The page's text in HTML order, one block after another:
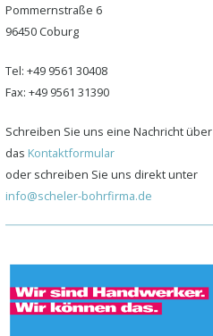
Pommernstraße 6
96450 Coburg
Tel: +49 9561 30408
Fax: +49 9561 31390
Schreiben Sie uns eine Nachricht über
das Kontaktformular
oder schreiben Sie uns direkt unter
info@scheler-bohrfirma.de